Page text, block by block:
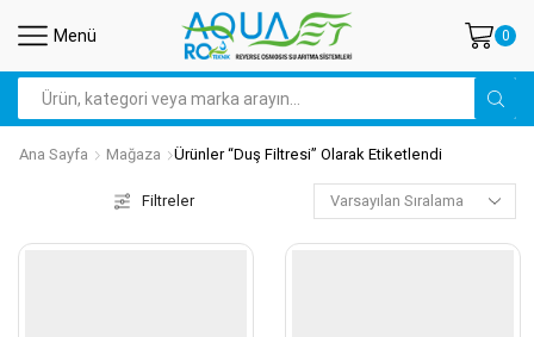
Menü 0
Search
input
Ana Sayfa Mağaza Ürünler “duş Filtresi” Olarak Etiketlendi
Filtreler